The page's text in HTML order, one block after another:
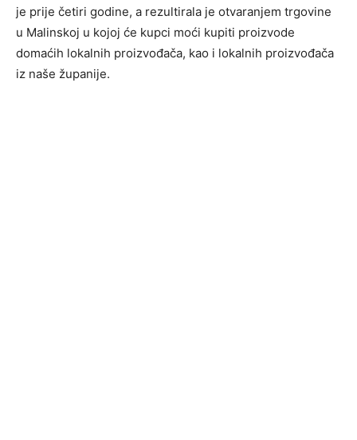
je prije četiri godine, a rezultirala je otvaranjem trgovine
u Malinskoj u kojoj će kupci moći kupiti proizvode
domaćih lokalnih proizvođača, kao i lokalnih proizvođača
iz naše županije.